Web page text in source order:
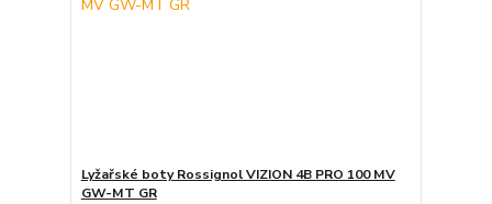
Lyžařské boty Rossignol VIZION 4B PRO 100 MV
GW-MT GR